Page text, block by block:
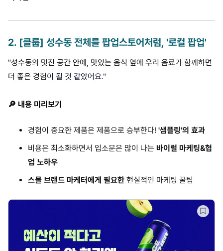
2. [클룹] 성수동 전체를 팝업스토어처럼, '로컬 팝업'
"성수동의 멋진 공간 안에, 맛있는 음식 옆에 우리 음료가 함께하면
더 좋은 경험이 될 것 같았어요."
🔎 내용 미리보기
경험이 중요한 제품은 제품으로 승부한다! '샘플링'의 효과
비용은 최소화하면서 입소문은 많이 나는 바이럴 마케팅&협
업 노하우
스몰 브랜드 마케터에게 필요한 현실적인 마케팅 꿀팁